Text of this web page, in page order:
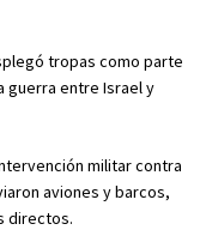
tropas como parte
guerra entre Israel y
militar contra
aviones y barcos,
directos.